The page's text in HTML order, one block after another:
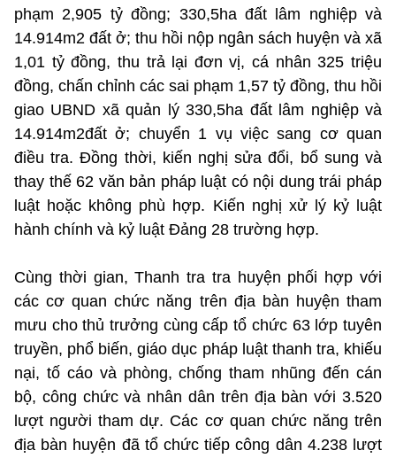
phạm 2,905 tỷ đồng; 330,5ha đất lâm nghiệp và
14.914m2 đất ở; thu hồi nộp ngân sách huyện và xã
1,01 tỷ đồng, thu trả lại đơn vị, cá nhân 325 triệu
đồng, chấn chỉnh các sai phạm 1,57 tỷ đồng, thu hồi
giao UBND xã quản lý 330,5ha đất lâm nghiệp và
14.914m2đất ở; chuyển 1 vụ việc sang cơ quan
điều tra. Đồng thời, kiến nghị sửa đổi, bổ sung và
thay thế 62 văn bản pháp luật có nội dung trái pháp
luật hoặc không phù hợp. Kiến nghị xử lý kỷ luật
hành chính và kỷ luật Đảng 28 trường hợp.
Cùng thời gian, Thanh tra tra huyện phối hợp với
các cơ quan chức năng trên địa bàn huyện tham
mưu cho thủ trưởng cùng cấp tổ chức 63 lớp tuyên
truyền, phổ biến, giáo dục pháp luật thanh tra, khiếu
nại, tố cáo và phòng, chống tham nhũng đến cán
bộ, công chức và nhân dân trên địa bàn với 3.520
lượt người tham dự. Các cơ quan chức năng trên
địa bàn huyện đã tổ chức tiếp công dân 4.238 lượt